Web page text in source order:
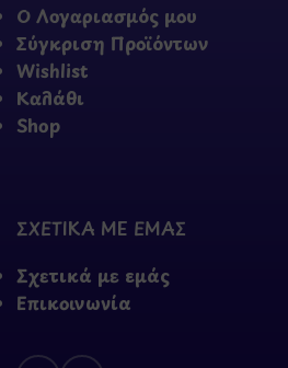
Ο Λογαριασμός μου
Σύγκριση Προϊόντων
Wishlist
Καλάθι
Shop
ΣΧΕΤΙΚΑ ΜΕ ΕΜΑΣ
Σχετικά με εμάς
Επικοινωνία